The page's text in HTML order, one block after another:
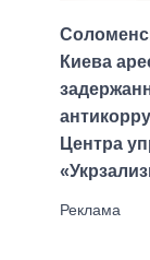
Киева
Центра